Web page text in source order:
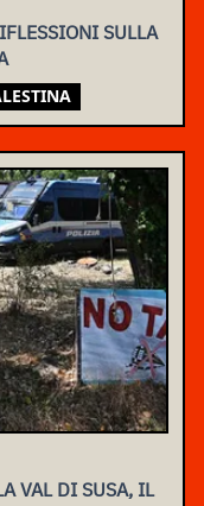
SULLA
VAL DI SUSA, IL